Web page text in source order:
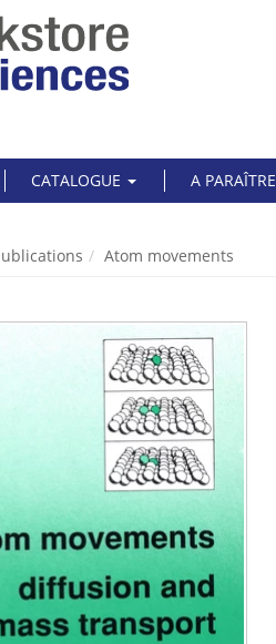
CATALOGUE A PARAÎTRE
Atom movements